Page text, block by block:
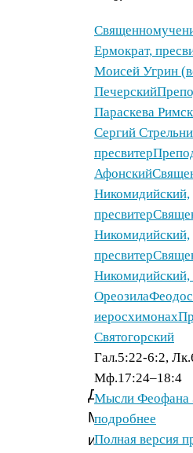
Когда
Деве
Марии
исполнилось
Ермократ,
Моисей Угрин
Печерский
Параскева
Сергий
пресвитер
Афонский
Никомидийский,
пресвитер
Никомидийский,
пресвитер
Никомидийский,
Ореозила
иеросхимонах
Святогорский
Гал.5:22-6:2,
Мф.17:24–18:4
Мысли Феофана
подробнее
Полная версия